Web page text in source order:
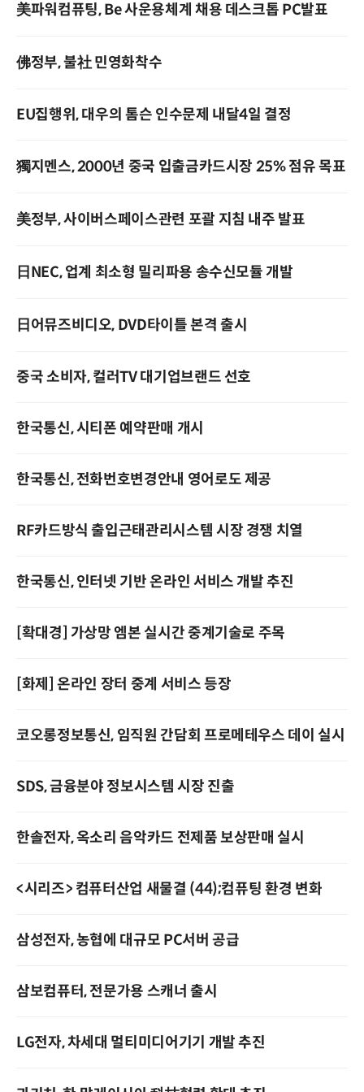
美파워컴퓨팅, Be 사운용체계 채용 데스크톱 PC발표
佛정부, 불社 민영화착수
EU집행위, 대우의 톰슨 인수문제 내달4일 결정
獨지멘스, 2000년 중국 입출금카드시장 25% 점유 목표
美정부, 사이버스페이스관련 포괄 지침 내주 발표
日NEC, 업계 최소형 밀리파용 송수신모듈 개발
日어뮤즈비디오, DVD타이틀 본격 출시
중국 소비자, 컬러TV 대기업브랜드 선호
한국통신, 시티폰 예약판매 개시
한국통신, 전화번호변경안내 영어로도 제공
RF카드방식 출입근태관리시스템 시장 경쟁 치열
한국통신, 인터넷 기반 온라인 서비스 개발 추진
[확대경] 가상망 엠본 실시간 중계기술로 주목
[화제] 온라인 장터 중계 서비스 등장
코오롱정보통신, 임직원 간담회 프로메테우스 데이 실시
SDS, 금융분야 정보시스템 시장 진출
한솔전자, 옥소리 음악카드 전제품 보상판매 실시
<시리즈> 컴퓨터산업 새물결 (44);컴퓨팅 환경 변화
삼성전자, 농협에 대규모 PC서버 공급
삼보컴퓨터, 전문가용 스캐너 출시
LG전자, 차세대 멀티미디어기기 개발 추진